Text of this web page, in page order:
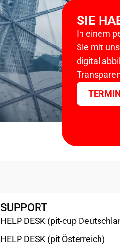
SIE
In einem
Sie mit
digital
SUPPORT
HELP DESK (pit-cup
HELP DESK (pit Österreich)